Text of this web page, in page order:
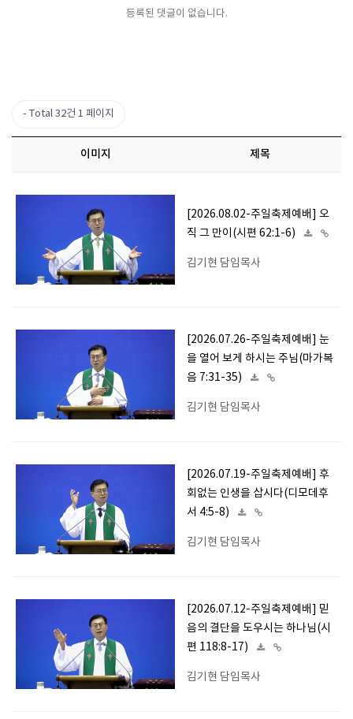
등록된 댓글이 없습니다.
Total 32건 1 페이지
이미지 제목
[2026.08.02-주일축제예배] 오
직 그 만이(시편 62:1-6)
김기현 담임목사
[2026.07.26-주일축제예배] 눈
을 열어 보게 하시는 주님(마가복
음 7:31-35)
김기현 담임목사
[2026.07.19-주일축제예배] 후
회없는 인생을 삽시다(디모데후
서 4:5-8)
김기현 담임목사
[2026.07.12-주일축제예배] 믿
음의 결단을 도우시는 하나님(시
편 118:8-17)
김기현 담임목사